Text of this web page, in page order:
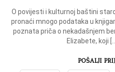
O povijesti i kulturnoj baštini
pronaći mnogo podataka u
poznata priča o nekadašnjem
Elizabete, koji
POŠALJI